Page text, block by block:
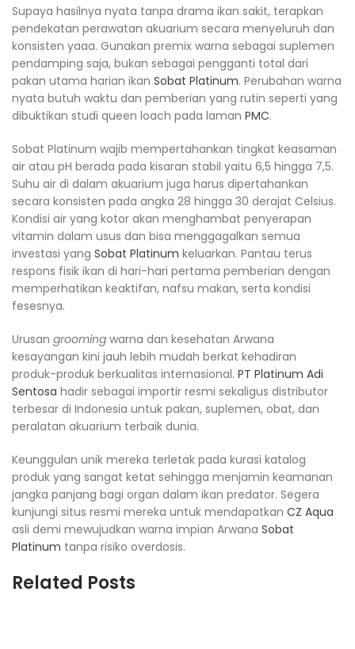
Supaya hasilnya nyata tanpa drama ikan sakit, terapkan
pendekatan perawatan akuarium secara menyeluruh dan
konsisten yaaa. Gunakan premix warna sebagai suplemen
pendamping saja, bukan sebagai pengganti total dari
pakan utama harian ikan Sobat Platinum. Perubahan warna
nyata butuh waktu dan pemberian yang rutin seperti yang
dibuktikan studi queen loach pada laman PMC.
Sobat Platinum wajib mempertahankan tingkat keasaman
air atau pH berada pada kisaran stabil yaitu 6,5 hingga 7,5.
Suhu air di dalam akuarium juga harus dipertahankan
secara konsisten pada angka 28 hingga 30 derajat Celsius.
Kondisi air yang kotor akan menghambat penyerapan
vitamin dalam usus dan bisa menggagalkan semua
investasi yang Sobat Platinum keluarkan. Pantau terus
respons fisik ikan di hari-hari pertama pemberian dengan
memperhatikan keaktifan, nafsu makan, serta kondisi
fesesnya.
Urusan grooming warna dan kesehatan Arwana
kesayangan kini jauh lebih mudah berkat kehadiran
produk-produk berkualitas internasional. PT Platinum Adi
Sentosa hadir sebagai importir resmi sekaligus distributor
terbesar di Indonesia untuk pakan, suplemen, obat, dan
peralatan akuarium terbaik dunia.
Keunggulan unik mereka terletak pada kurasi katalog
produk yang sangat ketat sehingga menjamin keamanan
jangka panjang bagi organ dalam ikan predator. Segera
kunjungi situs resmi mereka untuk mendapatkan CZ Aqua
asli demi mewujudkan warna impian Arwana Sobat
Platinum tanpa risiko overdosis.
Related Posts